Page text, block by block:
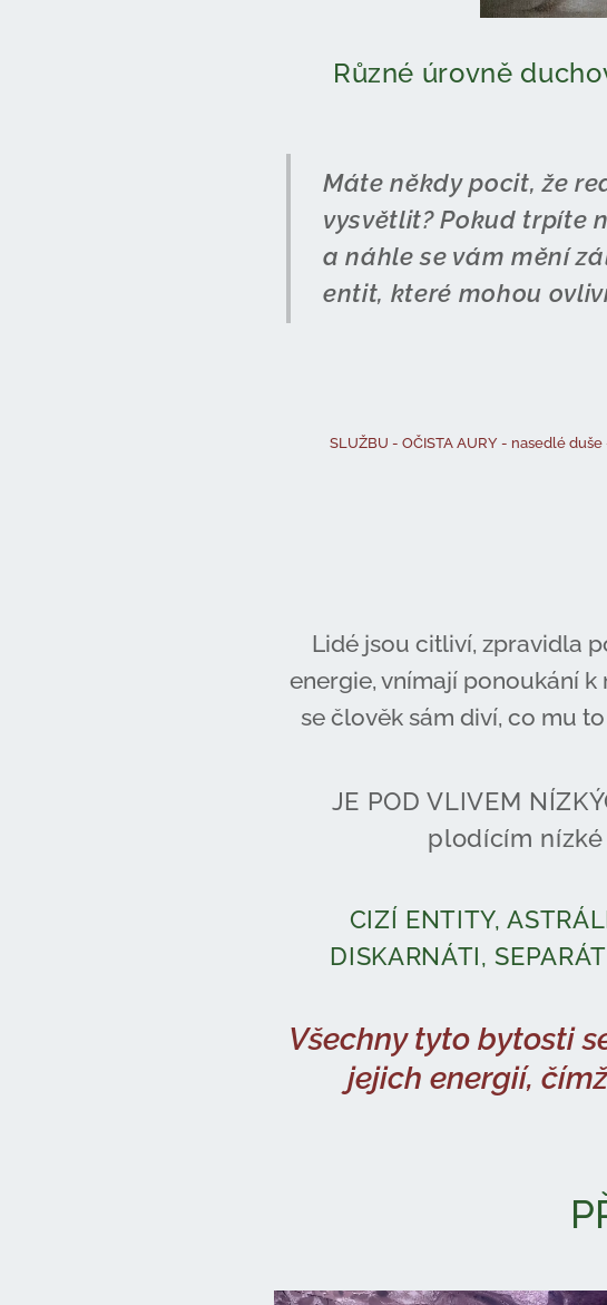
Různé úrovně
Máte někdy pocit, že
vysvětlit? Pokud trpíte
a náhle se vám mění
entit, které mohou
SLUŽBU - OČISTA AURY - nasedlé
Lidé jsou citliví, zpravidla
energie, vnímají ponoukání k
se člověk sám diví, co mu
JE POD VLIVEM
plodícím
CIZÍ ENTITY,
DISKARNÁTI,
Všechny tyto bytosti
jejich energií,